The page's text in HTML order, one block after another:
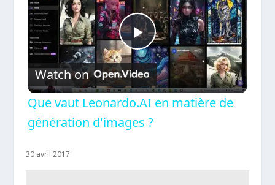
Play
Video
Watch on
Que vaut Leonardo.AI en matière de
génération d'images ?
30 avril 2017